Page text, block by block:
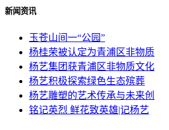
新闻资讯
玉苍山间一“公园”
杨桂荣被认定为青浦区非物质
杨艺集团获青浦区非物质文化
杨艺积极探索绿色生态殡葬
杨艺雕塑的艺术传承与未来创
铭记英烈 鲜花致英雄|记杨艺